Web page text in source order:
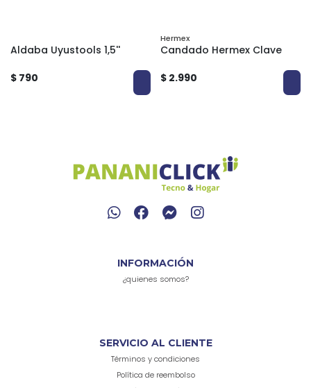
Aldaba Uyustools 1,5''
$ 790
Hermex
Candado Hermex Clave
$ 2.990
INFORMACIÓN
¿quienes somos?
SERVICIO AL CLIENTE
Términos y condiciones
Política de reembolso